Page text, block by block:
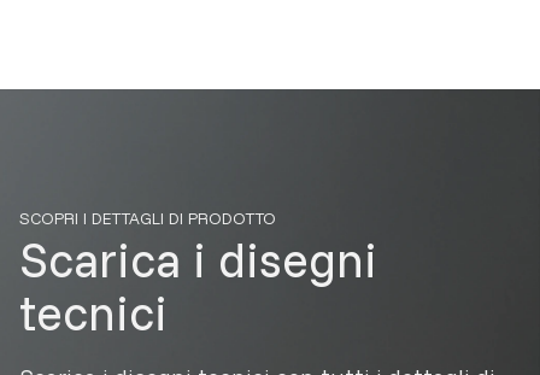
SCOPRI I DETTAGLI DI PRODOTTO
Scarica i disegni
tecnici